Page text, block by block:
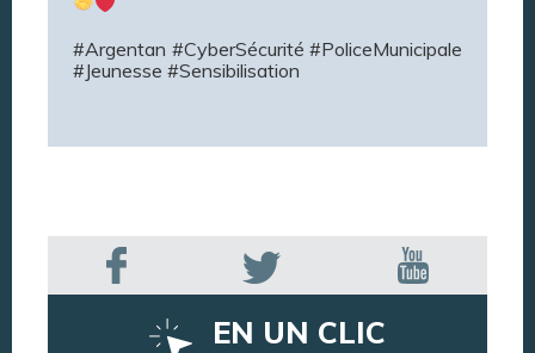
#Argentan #CyberSécurité #PoliceMunicipale
#Jeunesse #Sensibilisation
EN UN CLIC